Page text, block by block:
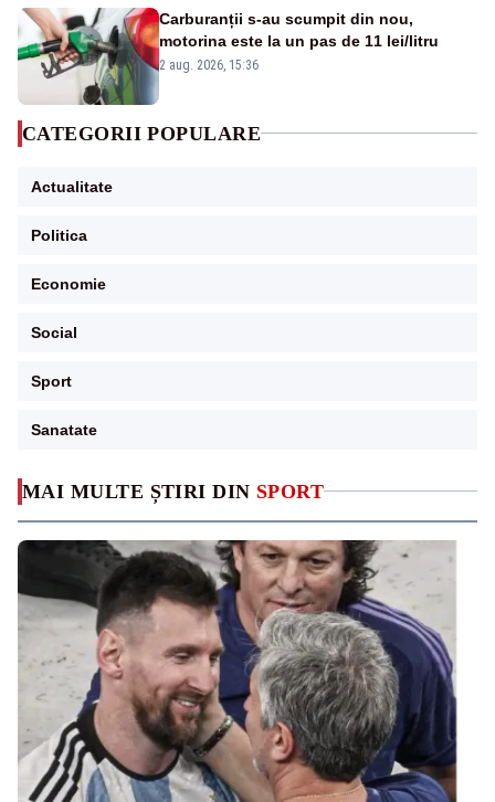
MAI MULTE ȘTIRI DIN SPORT
Carburanții s-au scumpit din nou,
motorina este la un pas de 11 lei/litru
2 aug. 2026, 15:36
CATEGORII POPULARE
Actualitate
Politica
Economie
Social
Sport
Sanatate